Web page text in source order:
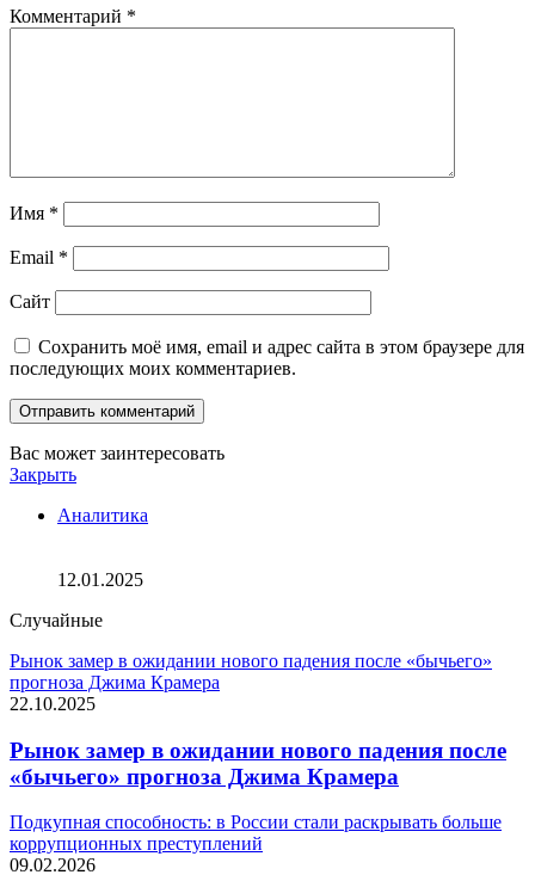
Комментарий *
Имя *
Email *
Сайт
Сохранить моё имя, email и адрес сайта в этом браузере для
последующих моих комментариев.
Вас может заинтересовать
Закрыть
Аналитика
12.01.2025
Случайные
Рынок замер в ожидании нового падения после «бычьего»
прогноза Джима Крамера
22.10.2025
Рынок замер в ожидании нового падения после
«бычьего» прогноза Джима Крамера
Подкупная способность: в России стали раскрывать больше
коррупционных преступлений
09.02.2026